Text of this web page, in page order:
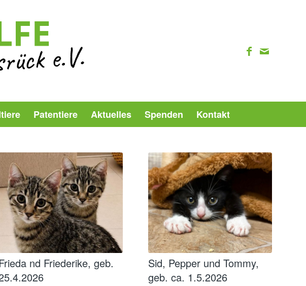
Patentiere Aktuelles Spenden Kontakt
nd Friederike, geb.
Sid, Pepper und Tommy,
geb. ca. 1.5.2026